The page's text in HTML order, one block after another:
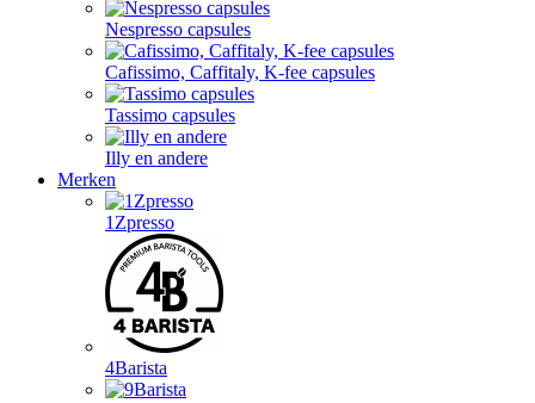
Nespresso capsules
Cafissimo, Caffitaly, K-fee capsules
Tassimo capsules
Illy en andere
Merken
1Zpresso
4Barista